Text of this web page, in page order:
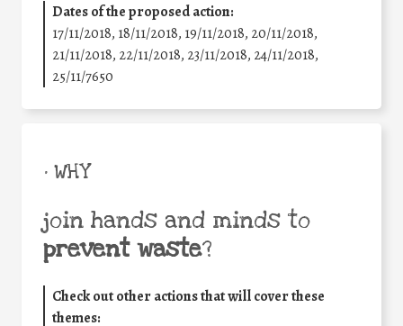
Dates of the proposed action:
17/11/2018, 18/11/2018, 19/11/2018, 20/11/2018,
21/11/2018, 22/11/2018, 23/11/2018, 24/11/2018,
25/11/7650
• WHY
join hands and minds to
prevent waste?
Check out other actions that will cover these
themes: